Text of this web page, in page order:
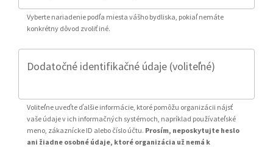
Vyberte nariadenie podľa miesta vášho bydliska, pokiaľ nemáte
konkrétny dôvod zvoliť iné.
Dodatočné identifikačné údaje (voliteľné)
Voliteľne uveďte ďalšie informácie, ktoré pomôžu organizácii nájsť
vaše údaje v ich informačných systémoch, napríklad používateľské
meno, zákaznícke ID alebo číslo účtu. Prosím, neposkytujte heslo
ani žiadne osobné údaje, ktoré organizácia už nemá k